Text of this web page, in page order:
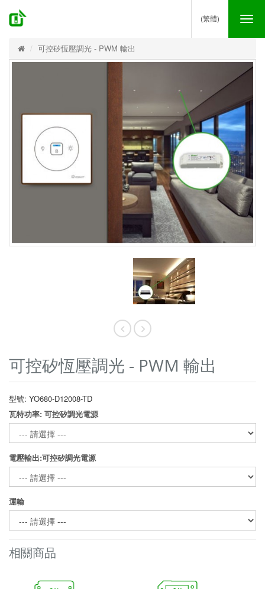
(繁體)
可控矽恆壓調光 - PWM 輸出
可控矽恆壓調光 - PWM 輸出
型號: YO680-D12008-TD
瓦特功率: 可控矽調光電源
電壓輸出:可控矽調光電源
運輸
相關商品